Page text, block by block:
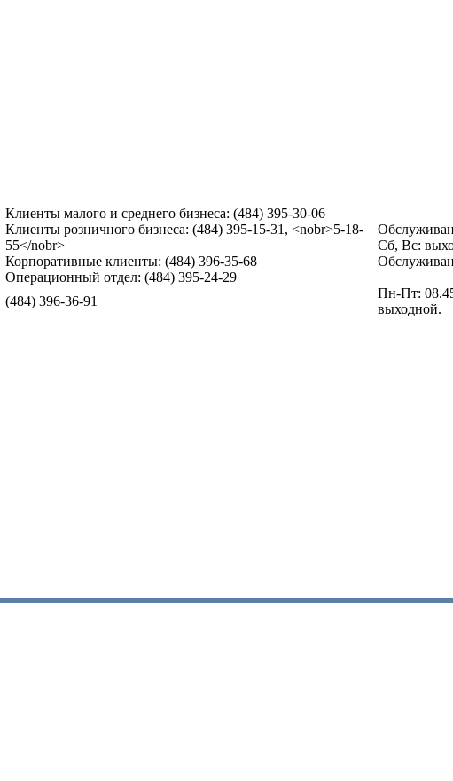
Клиенты малого и среднего бизнеса: (484) 395-30-06
Клиенты розничного бизнеса: (484) 395-15-31, <nobr>5-18-
55</nobr>
Корпоративные клиенты: (484) 396-35-68
Операционный отдел: (484) 395-24-29
Сб, Вс:
(484) 396-36-91
Пн-Пт:
выходной.